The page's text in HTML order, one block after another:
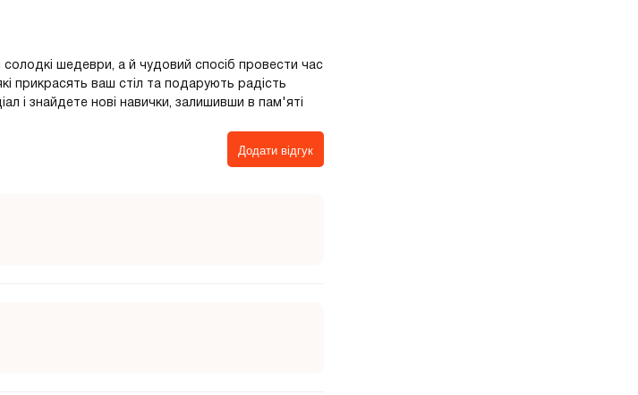
шедеври, а й чудовий спосіб провести час
прикрасять ваш стіл та подарують радість
і знайдете нові навички, залишивши в пам'яті
Додати відгук